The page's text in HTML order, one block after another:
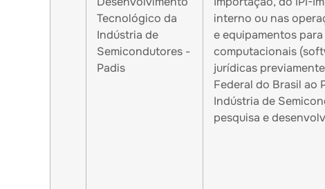
Tecnológico da
Indústria de
Semicondutores -
Padis
interno ou nas
e equipamentos
computacionais
jurídicas
Federal do Brasil ao
Indústria de
pesquisa e